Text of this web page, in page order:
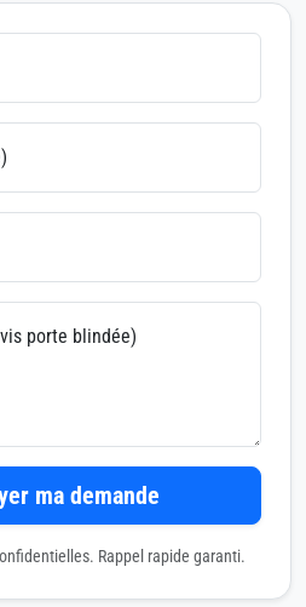
porte blindée)
ma demande
Rappel rapide garanti.